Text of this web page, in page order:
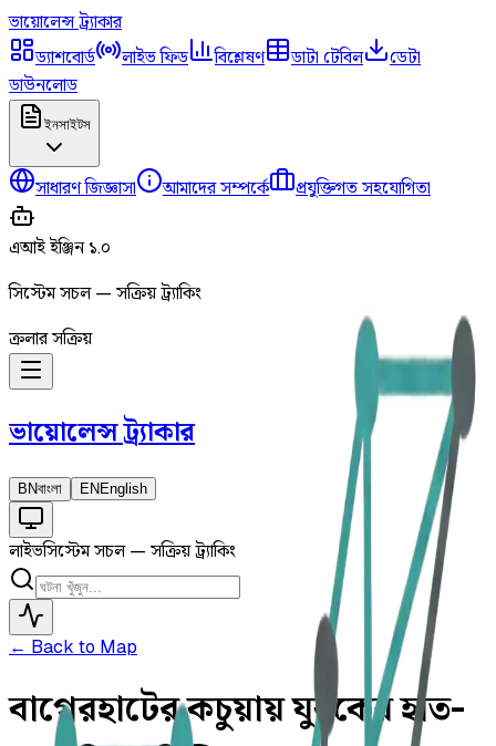
ভায়োলেন্সট্র্যাকার
ড্যাশবোর্ড
লাইভ ফিড বিশ্লেষণ ডাটা টেবিল
ডেটা
ডাউনলোড
ইনসাইটস
সাধারণ জিজ্ঞাসা আমাদের সম্পর্কে প্রযুক্তিগত সহযোগিতা
এআই ইঞ্জিন ১.০
সিস্টেম সচল — সক্রিয় ট্র্যাকিং
ক্রলার সক্রিয়
ভায়োলেন্সট্র্যাকার
BNবাংলা EN English
লাইভসিস্টেম সচল — সক্রিয় ট্র্যাকিং
← Back to Map
বাগেরহাটের কচুয়ায় যুবকের হাত-